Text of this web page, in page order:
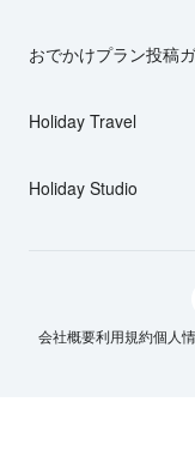
おでかけプラン投稿
Holiday Travel
Holiday Studio
会社概要利用規約個人